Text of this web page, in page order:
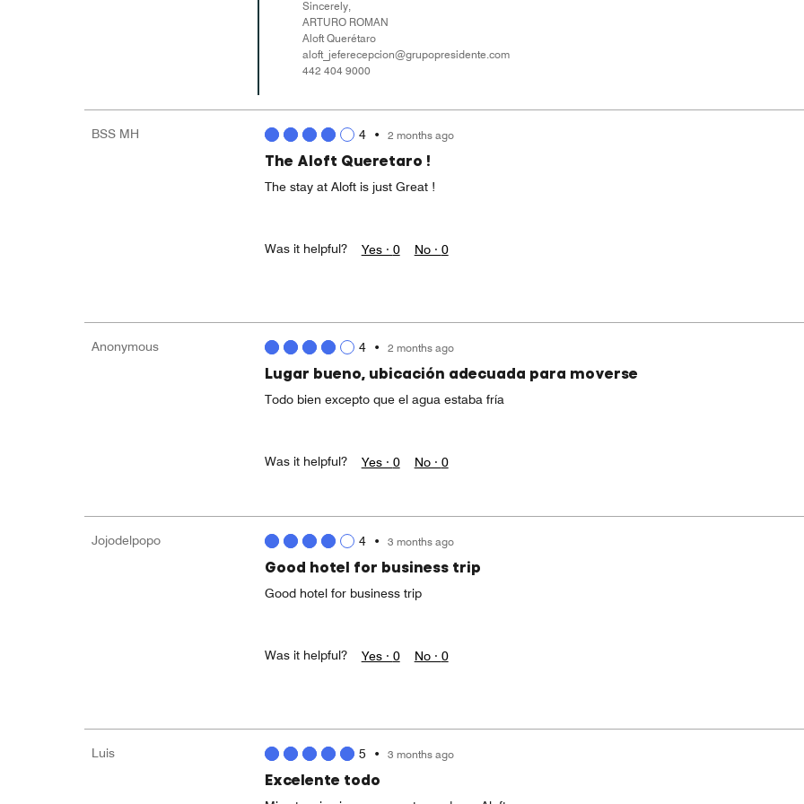
Sincerely,
ARTURO ROMAN
Aloft Querétaro
aloft_jeferecepcion@grupopresidente.com
442 404 9000
BSS MH 4• 2 months ago
The Aloft Queretaro !
The stay at Aloft is just Great !
Was it helpful? Yes · 0 No · 0
Anonymous 4• 2 months ago
Lugar bueno, ubicación adecuada para moverse
Todo bien excepto que el agua estaba fría
Was it helpful? Yes · 0 No · 0
Jojodelpopo 4• 3 months ago
Good hotel for business trip
Good hotel for business trip
Was it helpful? Yes · 0 No · 0
Luis 5 • 3 months ago
Excelente todo